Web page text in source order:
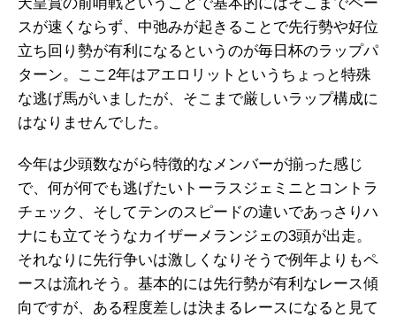
スが速くならず、中弛みが起きることで先行勢や好位
立ち回り勢が有利になるというのが毎日杯のラップパ
ターン。ここ2年はアエロリットというちょっと特殊
な逃げ馬がいましたが、そこまで厳しいラップ構成に
はなりませんでした。
今年は少頭数ながら特徴的なメンバーが揃った感じ
で、何が何でも逃げたいトーラスジェミニとコントラ
チェック、そしてテンのスピードの違いであっさりハ
ナにも立てそうなカイザーメランジェの3頭が出走。
それなりに先行争いは激しくなりそうで例年よりもペ
ースは流れそう。基本的には先行勢が有利なレース傾
向ですが、ある程度差しは決まるレースになると見て